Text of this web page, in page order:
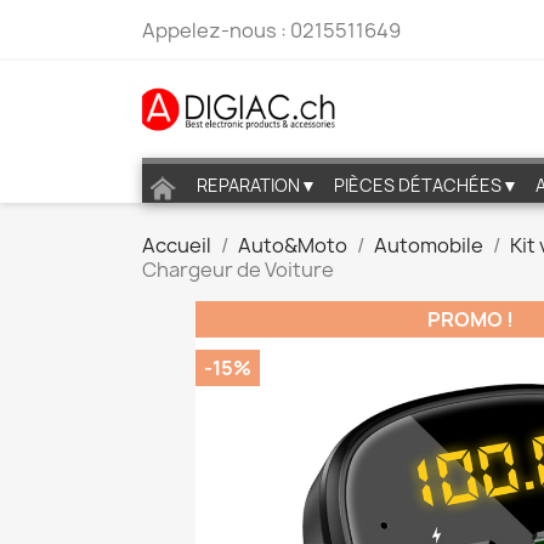
Appelez-nous : 0215511649
REPARATION▼ PIÈCES DÉTACHÉES▼
Accueil Auto&Moto Automobile
Kit
Chargeur de Voiture
PROMO !
-15%